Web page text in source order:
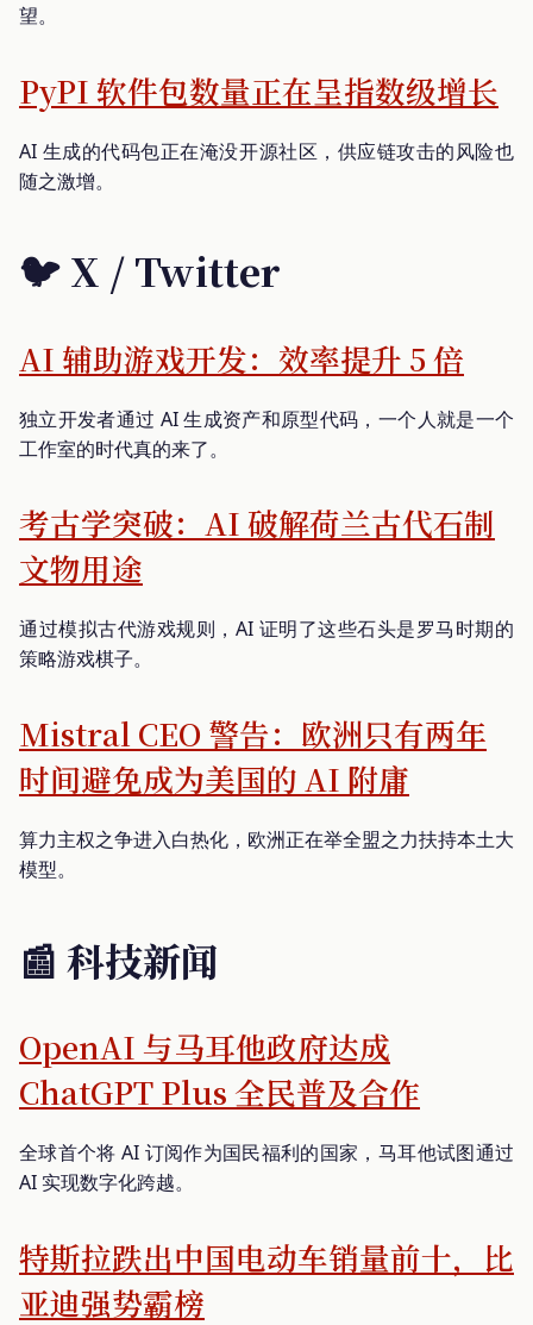
望。
PyPI 软件包数量正在呈指数级增长
AI 生成的代码包正在淹没开源社区，供应链攻击的风险也
随之激增。
🐦 X / Twitter
AI 辅助游戏开发：效率提升 5 倍
独立开发者通过 AI 生成资产和原型代码，一个人就是一个
工作室的时代真的来了。
考古学突破：AI 破解荷兰古代石制
文物用途
通过模拟古代游戏规则，AI 证明了这些石头是罗马时期的
策略游戏棋子。
Mistral CEO 警告：欧洲只有两年
时间避免成为美国的 AI 附庸
算力主权之争进入白热化，欧洲正在举全盟之力扶持本土大
模型。
📰 科技新闻
OpenAI 与马耳他政府达成
ChatGPT Plus 全民普及合作
全球首个将 AI 订阅作为国民福利的国家，马耳他试图通过
AI 实现数字化跨越。
特斯拉跌出中国电动车销量前十，比
亚迪强势霸榜